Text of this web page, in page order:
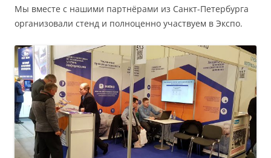
Мы вместе с нашими партнёрами из Санкт-Петербурга
организовали стенд и полноценно участвуем в Экспо.